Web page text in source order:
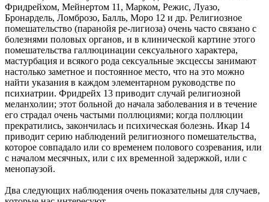
Фридрейхом, Мейнертом 11, Марком, Режис, Луазо,
Бронардель, Ломброзо, Балль, Моро 12 и др. Религиозное
помешательство (паранойя ре-лигиоза) очень часто связано с
болезнями половых органов, и в клинической картине этого
помешательства галлюцинации сексуального характера,
мастурбация и всякого рода сексуальные эксцессы занимают
настолько заметное и постоянное место, что на это можно
найти указания в каждом элементарном руководстве по
психиатрии. Фридрейх 13 приводит случай религиозной
меланхолии; этот больной до начала заболевания и в течение
его страдал очень частыми поллюциями; когда поллюции
прекратились, закончилась и психическая болезнь. Икар 14
приводит серию наблюдений религиозного помешательства,
которое совпадало или со временем полового созревания, или
с началом месячных, или с их временной задержкой, или с
менопаузой.
Два следующих наблюдения очень показательны для случаев,